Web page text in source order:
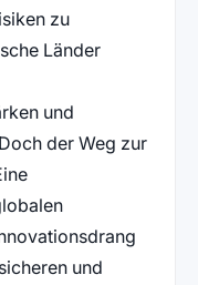
zu
Länder
und
der Weg zur
und